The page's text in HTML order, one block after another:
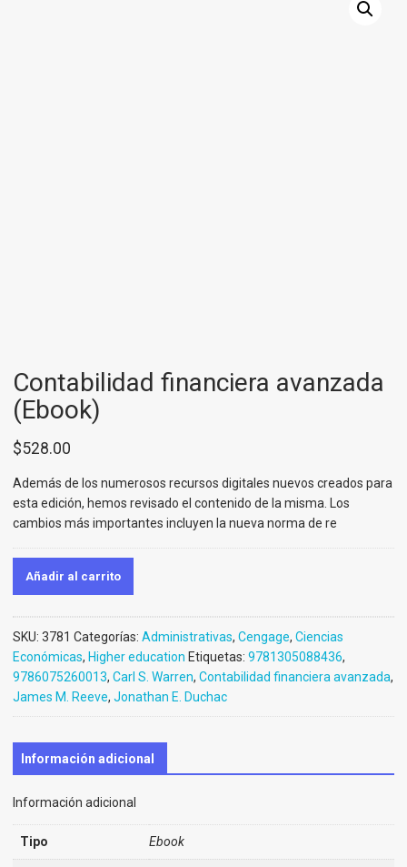
Contabilidad financiera avanzada
(Ebook)
$528.00
Además de los numerosos recursos digitales nuevos creados para
esta edición, hemos revisado el contenido de la misma. Los
cambios más importantes incluyen la nueva norma de re
Añadir al carrito
SKU: 3781 Categorías: Administrativas, Cengage, Ciencias
Económicas, Higher education Etiquetas: 9781305088436,
9786075260013, Carl S. Warren, Contabilidad financiera avanzada,
James M. Reeve, Jonathan E. Duchac
Información adicional
Información adicional
Tipo Ebook